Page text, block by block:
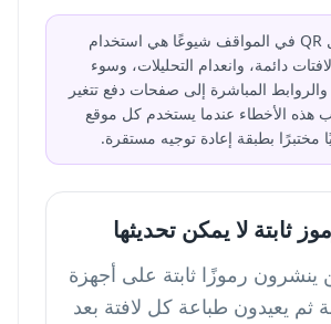
أكثر حالات فشل QR في المواقف شيوعًا هي استخدام
دائمة، وانعدام التحليلات، وسوء
المباشرة إلى صفحات دفع تتغير
هذه الأخطاء عندما يستخدم كل موقع
ثابتة لا يمكن تحديثها
ينشرون رموزًا ثابتة على أجهزة
ثم يعيدون طباعة كل لافتة بعد